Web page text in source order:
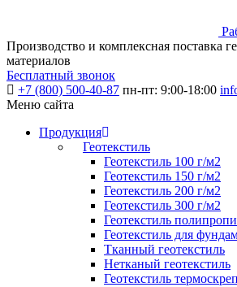
Производство и комплексная поставка
материалов
Бесплатный звонок
+7 (800) 500-40-87 пн-пт: 9:00-18:00
Меню сайта
Продукция
Геотекстиль
Геотекстиль 100 г/м2
Геотекстиль 150 г/м2
Геотекстиль 200 г/м2
Геотекстиль 300 г/м2
Геотекстиль
Геотекстиль для
Тканный геотекстиль
Нетканый геотекстиль
Геотекстиль